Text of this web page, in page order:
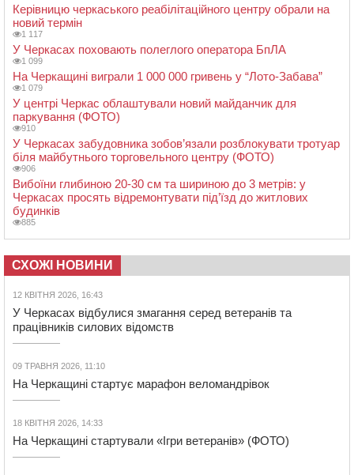
Керівницю черкаського реабілітаційного центру обрали на
новий термін
1 117
У Черкасах поховають полеглого оператора БпЛА
1 099
На Черкащині виграли 1 000 000 гривень у “Лото-Забава”
1 079
У центрі Черкас облаштували новий майданчик для
паркування (ФОТО)
910
У Черкасах забудовника зобов’язали розблокувати тротуар
біля майбутнього торговельного центру (ФОТО)
906
Вибоїни глибиною 20-30 см та шириною до 3 метрів: у
Черкасах просять відремонтувати під’їзд до житлових
будинків
885
СХОЖІ НОВИНИ
12 КВІТНЯ 2026, 16:43
У Черкасах відбулися змагання серед ветеранів та
працівників силових відомств
09 ТРАВНЯ 2026, 11:10
На Черкащині стартує марафон веломандрівок
18 КВІТНЯ 2026, 14:33
На Черкащині стартували «Ігри ветеранів» (ФОТО)